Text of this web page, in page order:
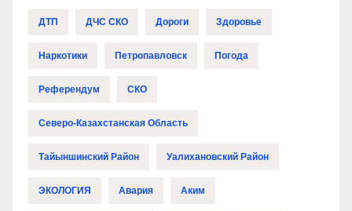
ДТП ДЧС СКО Дороги Здоровье
Наркотики Петропавловск Погода
Референдум СКО
Северо-Казахстанская Область
Тайыншинский Район Уалихановский Район
ЭКОЛОГИЯ Авария Аким